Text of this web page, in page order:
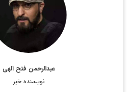
عبدالرحمن فتح الهی
نویسنده خبر
تحریریه دیپلماسی ایرانی.
اطلاعات بیشتر